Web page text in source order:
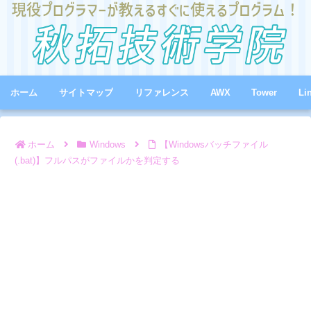
ホーム サイトマップ リファレンス AWX Tower
ホーム Windows
【Windowsバッチファイル
(.bat)】フルパスがファイルかを判定する